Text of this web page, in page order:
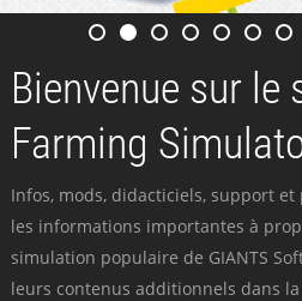
Bienvenue sur le
Farming
Infos, mods, didacticiels, support
les informations importantes à
simulation populaire de GIANTS
leurs contenus additionnels dans